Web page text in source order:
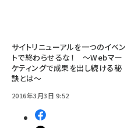
サイトリニューアルを一つのイベン
トで終わらせるな！ ～Webマー
ケティングで成果を出し続ける秘
訣とは～
2016年3月3日 9:52